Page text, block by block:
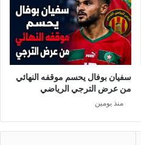
سفيان بوفال يحسم موقفه النهائي
من عرض الترجي الرياضي
منذ يومين